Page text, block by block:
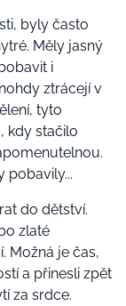
byly často
Měly jasný
i
ztrácejí v
tyto
kdy stačilo
pobavily...
do dětství.
zlaté
Možná je čas,
a přinesli zpět
za srdce.